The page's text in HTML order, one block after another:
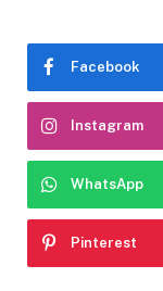
Facebook
Instagram
WhatsApp
Pinterest